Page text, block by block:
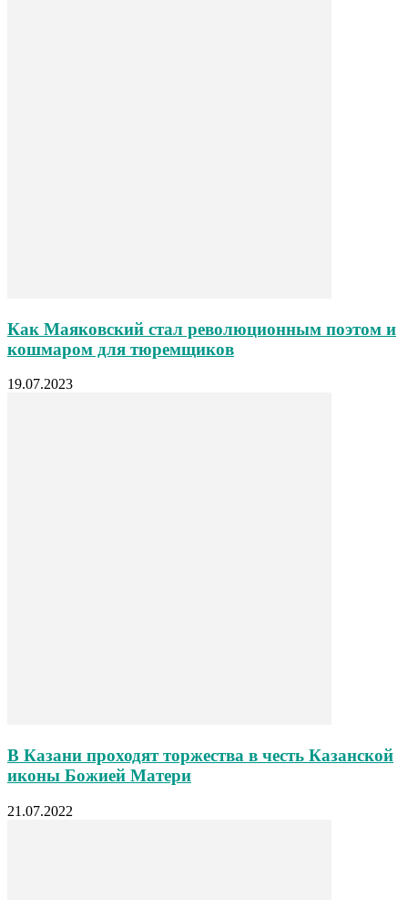
Как Маяковский стал революционным поэтом и
кошмаром для тюремщиков
19.07.2023
В Казани проходят торжества в честь Казанской
иконы Божией Матери
21.07.2022